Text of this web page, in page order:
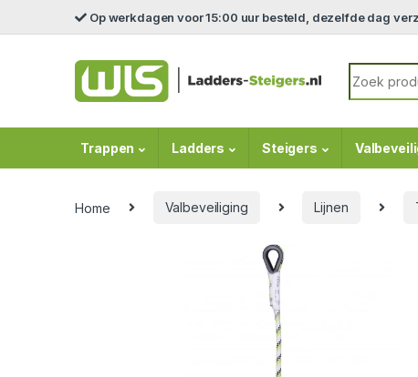
Skip to navigation
Skip to content Op werkdagen voor 15:00 uur besteld, dezelfde dag
Search
Trappen Ladders Steigers
Home Valbeveiliging Lijnen